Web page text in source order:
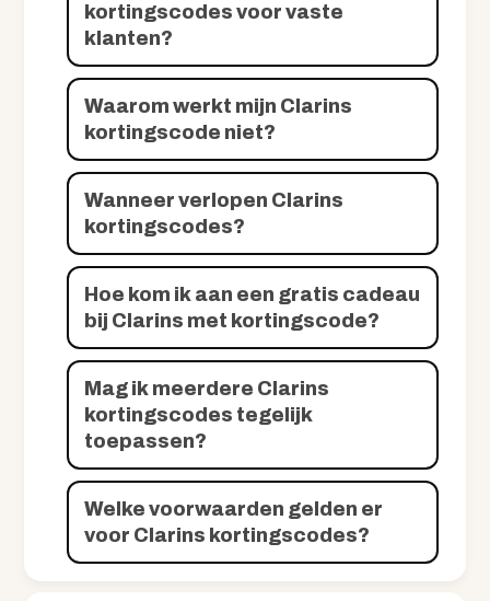
kortingscodes voor vaste
klanten?
Waarom werkt mijn Clarins
kortingscode niet?
Wanneer verlopen Clarins
kortingscodes?
Hoe kom ik aan een gratis cadeau
bij Clarins met kortingscode?
Mag ik meerdere Clarins
kortingscodes tegelijk
toepassen?
Welke voorwaarden gelden er
voor Clarins kortingscodes?